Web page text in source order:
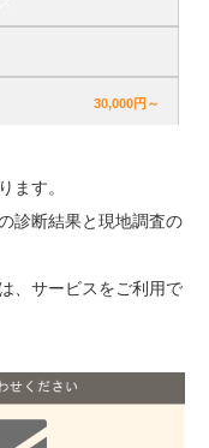
30,000円～
ます。
診断結果と現地調査の
、サービスをご利用で